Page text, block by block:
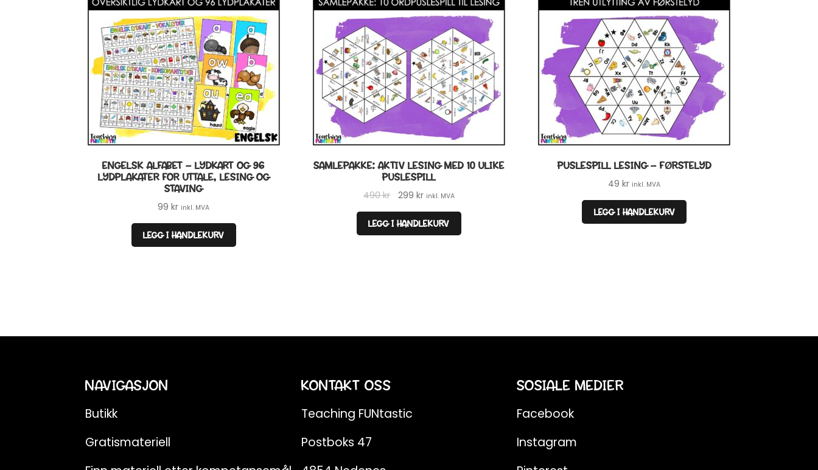
ENGELSK ALFABET – LYDKART OG 96
LYDPLAKATER FOR UTTALE, LESING OG
STAVING
99kr inkl. MVA
LEGG I HANDLEKURV
SAMLEPAKKE: AKTIV LESING MED 10 ULIKE
PUSLESPILL
490kr
Opprinnelig
var:
490 kr.
299 krNåværende
er:
299 kr.
inkl. MVA
LEGG I HANDLEKURV
PUSLESPILL LESING – FØRSTELYD
49kr inkl. MVA
LEGG I HANDLEKURV
NAVIGASJON
Butikk
Gratismateriell
KONTAKT OSS
Teaching FUNtastic
Postboks 47
SOSIALE MEDIER
Facebook
Instagram